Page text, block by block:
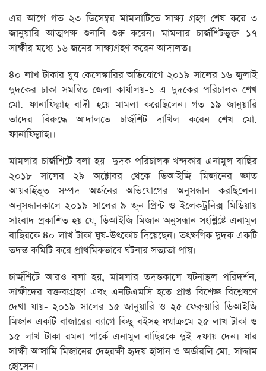
এর আগে গত ২৩ ডিসেম্বর মামলাটিতে সাক্ষ্য গ্রহণ শেষ করে ৩
জানুয়ারি আত্মপক্ষ শুনানি শুরু করেন। মামলার চার্জশিটভুক্ত ১৭
সাক্ষীর মধ্যে ১৬ জনের সাক্ষ্যগ্রহণ করেন আদালত।
৪০ লাখ টাকার ঘুষ কেলেঙ্কারির অভিযোগে ২০১৯ সালের ১৬ জুলাই
দুদকের ঢাকা সমন্বিত জেলা কার্যালয়-১ এ দুদকের পরিচালক শেখ
মো. ফানাফিল্লাহ বাদী হয়ে মামলা করেছিলেন। গত ১৯ জানুয়ারি
তাদের বিরুদ্ধে আদালতে চার্জশিট দাখিল করেন শেখ মো.
ফানাফিল্লাহ।।
মামলার চার্জশিটে বলা হয়- দুদক পরিচালক খন্দকার এনামুল বাছির
২০১৮ সালের ২৯ অক্টোবর থেকে ডিআইজি মিজানের জ্ঞাত
আয়বর্হিভূত সম্পদ অর্জনের অভিযোগের অনুসন্ধান করছিলেন।
অনুসন্ধানকালে ২০১৯ সালের ৯ জুন প্রিন্ট ও ইলেকট্রনিক্স মিডিয়ায়
সাংবাদ প্রকাশিত হয় যে, ডিআইজি মিজান অনুসন্ধান সংশ্লিষ্টে এনামুল
বাছিরকে ৪০ লাখ টাকা ঘুষ-উৎকোচ দিয়েছেন। তৎক্ষণিক দুদক একটি
তদন্ত কমিটি করে প্রাথমিকভাবে ঘটনার সত্যতা পায়।
চার্জশিটে আরও বলা হয়, মামলার তদন্তকালে ঘটনাস্থল পরিদর্শন,
সাক্ষীদের বক্তব্যগ্রহণ এবং এনটিএমসি হতে প্রাপ্ত বিশেজ্ঞ বিশ্লেষণে
দেখা যায়- ২০১৯ সালের ১৫ জানুয়ারি ও ২৫ ফেব্রুয়ারি ডিআইজি
মিজান একটি বাজারের ব্যাগে কিছু বইসহ যথাক্রমে ২৫ লাখ টাকা ও
১৫ লাখ টাকা রমনা পার্কে এনামুল বাছিরকে দুই দফায় দেন। যার
সাক্ষী আসামি মিজানের দেহরক্ষী হৃদয় হাসান ও অর্ডারলি মো. সাদ্দাম
হোসেন।